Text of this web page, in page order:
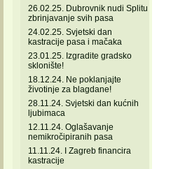
26.02.25. Dubrovnik nudi Splitu
zbrinjavanje svih pasa
24.02.25. Svjetski dan
kastracije pasa i mačaka
23.01.25. Izgradite gradsko
sklonište!
18.12.24. Ne poklanjajte
životinje za blagdane!
28.11.24. Svjetski dan kućnih
ljubimaca
12.11.24. Oglašavanje
nemikročipiranih pasa
11.11.24. I Zagreb financira
kastracije